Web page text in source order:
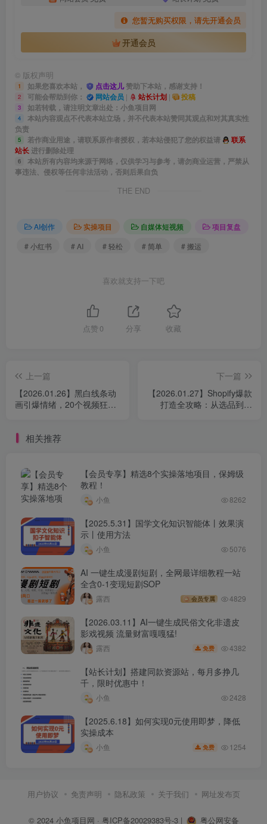
您暂无购买权限，请先开通会员
开通会员
© 版权声明
1 如果您喜欢本站， 点击这儿赞助下本站，感谢支持！
2 可能会帮助到你： 网站会员 | 站长计划 | 投稿
3 如若转载，请注明文章出处：小鱼项目网
4
本站内容观点不代表本站立场，并不代表本站赞同其观点和对其真实性
负责
5 若作商业用途，请联系原作者授权，若本站侵犯了您的权益请
联系
站长进行删除处理
6
本站所有内容均来源于网络，仅供学习与参考，请勿商业运营，严禁从
事违法、侵权等任何非法活动，否则后果自负
THE END
AI创作 实操项目 自媒体短视频
项目复盘
# 小红书
# AI # 轻松 # 简单 # 搬运
喜欢就支持一下吧
点赞 0 分享 收藏
上一篇
【2026.01.26】黑白线条动
画引爆情绪，20个视频狂揽
下一篇
【2026.01.27】Shopify爆款
打造全攻略：从选品到广
相关推荐
【会员专享】精选8个实操落地项目，保姆级
教程！
小鱼 8262
【2025.5.31】国学文化知识智能体丨效果演
示丨使用方法
小鱼 5076
AI 一键生成漫剧短剧，全网最详细教程一站
全含0-1变现短剧SOP
露西 会员专属 4829
【2026.03.11】AI一键生成民俗文化非遗皮
影戏视频 流量财富嘎嘎猛!
露西 免费 4382
【站长计划】搭建同款资源站，每月多挣几
千，限时优惠中！
小鱼 2428
【2025.6.18】如何实现0元使用即梦，降低
实操成本
小鱼 免费 1254
用户协议 免责声明 隐私政策 关于我们 网址发布页
© 2024 小鱼项目网 · 粤ICP备20029383号-3| 粤公网安备